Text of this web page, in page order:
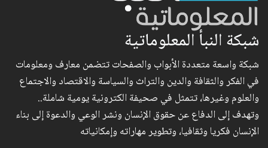
شبكة النبأ المعلوماتية
شبكة واسعة متعددة الأبواب والصفحات تتضمن معارف ومعلومات
في الفكر والثقافة والدين والتراث والسياسة والاقتصاد والاجتماع
والعلوم وغيرها، تتمثل في صحيفة الكترونية يومية شاملة..
وتهدف إلى الدفاع عن حقوق الإنسان ونشر الوعي والدعوة إلى بناء
الإنسان فكريا وثقافيا، وتطوير مهاراته وإمكانياته